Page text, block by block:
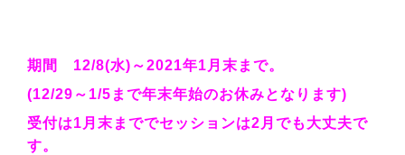
期間 12/8(水)～2021年1月末まで。
(12/29～1/5まで年末年始のお休みとなります)
受付は1月末まででセッションは2月でも大丈夫で
す。